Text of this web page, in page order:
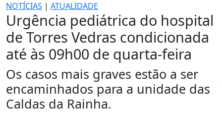
NOTÍCIAS | ATUALIDADE
Urgência pediátrica do hospital
de Torres Vedras condicionada
até às 09h00 de quarta-feira
Os casos mais graves estão a ser
encaminhados para a unidade das
Caldas da Rainha.